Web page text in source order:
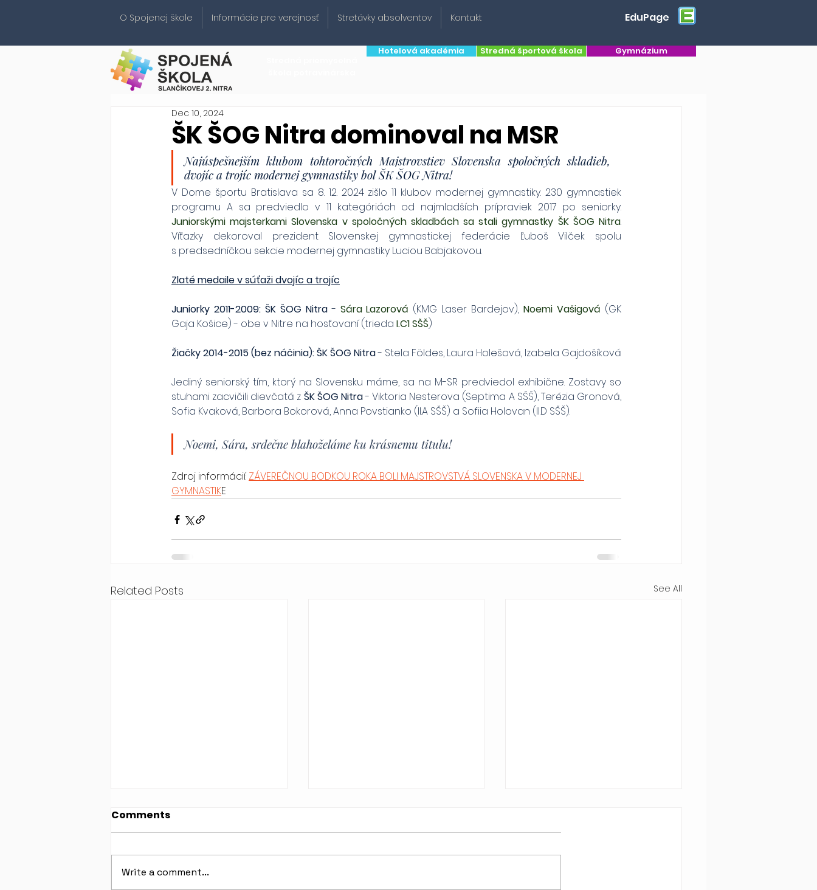
O Spojenej škole Informácie pre verejnosť Stretávky absolventov Kontakt EduPage
Hotelová akadémia Stredná športová škola Gymnázium
ŠK ŠOG Nitra dominoval na MSR
Dec 10, 2024
Najúspešnejším klubom tohtoročných Majstrovstiev Slovenska spoločných skladieb,
dvojíc a trojíc modernej gymnastiky bol ŠK ŠOG Nitra!
V Dome športu Bratislava sa 8. 12. 2024 zišlo 11 klubov modernej gymnastiky. 230 gymnastiek
Juniorskými majsterkami Slovenska v spoločných skladbách sa stali gymnastky ŠK ŠOG Nitra.
Víťazky dekoroval prezident Slovenskej gymnastickej federácie Ľuboš Vilček spolu
s predsedníčkou sekcie modernej gymnastiky Luciou Babjakovou.
Zlaté medaile v súťaži dvojíc a trojíc
Juniorky 2011-2009: ŠK ŠOG Nitra - Sára Lazorová (KMG Laser Bardejov), Noemi Vašigová (GK
Gaja Košice) - obe v Nitre na hosťovaní (trieda I.C1 SŠŠ)
Žiačky 2014-2015 (bez náčinia): ŠK ŠOG Nitra - Stela Földes, Laura Holešová, Izabela Gajdošíková
Jediný seniorský tím, ktorý na Slovensku máme, sa na M-SR predviedol exhibične. Zostavy so
stuhami zacvičili dievčatá z ŠK ŠOG Nitra - Viktoria Nesterova (Septima A SŠŠ), Terézia Gronová,
Sofia Kvaková, Barbora Bokorová, Anna Povstianko (II.A SŠŠ) a Sofiia Holovan (II.D SŠŠ).
Noemi, Sára, srdečne blahoželáme ku krásnemu titulu!
Zdroj informácií: ZÁVEREČNOU BODKOU ROKA BOLI MAJSTROVSTVÁ SLOVENSKA V MODERNEJ
GYMNASTIKE
Related Posts See All
Comments
Write a comment...